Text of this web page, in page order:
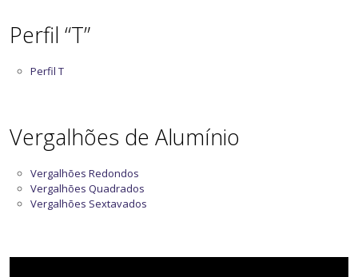
Perfil “T”
Perfil T
Vergalhões de Alumínio
Vergalhões Redondos
Vergalhões Quadrados
Vergalhões Sextavados